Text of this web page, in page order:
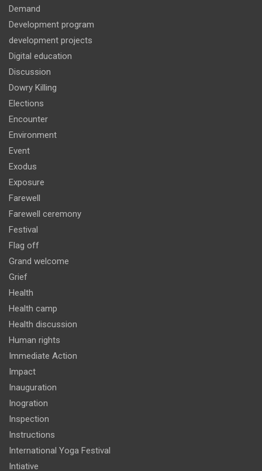
Demand
Development program
development projects
Digital education
Discussion
Dowry Killing
Elections
Encounter
Environment
Event
Exodus
Exposure
Farewell
Farewell ceremony
Festival
Flag off
Grand welcome
Grief
Health
Health camp
Health discussion
Human rights
Immediate Action
Impact
Inauguration
Inogration
Inspection
Instructions
International Yoga Festival
Intiative